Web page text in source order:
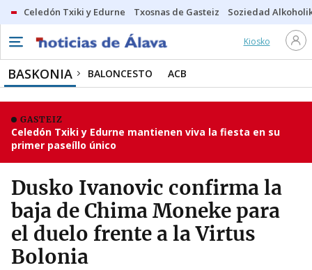
Celedón Txiki y Edurne Txosnas de Gasteiz Soziedad
Kiosko
BASKONIA BALONCESTO ACB
GASTEIZ
Celedón Txiki y Edurne mantienen viva la fiesta en su
primer paseíllo único
Dusko Ivanovic confirma la
baja de Chima Moneke para
el duelo frente a la Virtus
Bolonia